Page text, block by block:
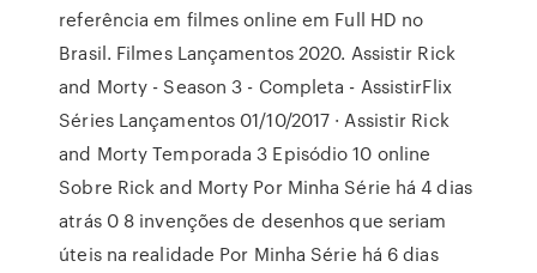
referência em filmes online em Full HD no
Brasil. Filmes Lançamentos 2020. Assistir Rick
and Morty - Season 3 - Completa - AssistirFlix
Séries Lançamentos 01/10/2017 · Assistir Rick
and Morty Temporada 3 Episódio 10 online
Sobre Rick and Morty Por Minha Série há 4 dias
atrás 0 8 invenções de desenhos que seriam
úteis na realidade Por Minha Série há 6 dias